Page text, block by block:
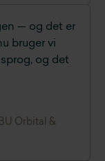
— og det er
bruger vi
og det
Orbital &